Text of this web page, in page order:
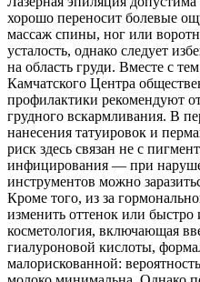
хорошо переносит болевые
массаж спины, ног или
усталость, однако следует
на область груди. Вместе с
Камчатского Центра
профилактики рекомендуют
грудного вскармливания. В
нанесения татуировок и
риск здесь связан не с
инфицирования — при
инструментов можно
Кроме того, из за
изменить оттенок или
косметология, включающая
гиалуроновой кислоты,
малорискованной: